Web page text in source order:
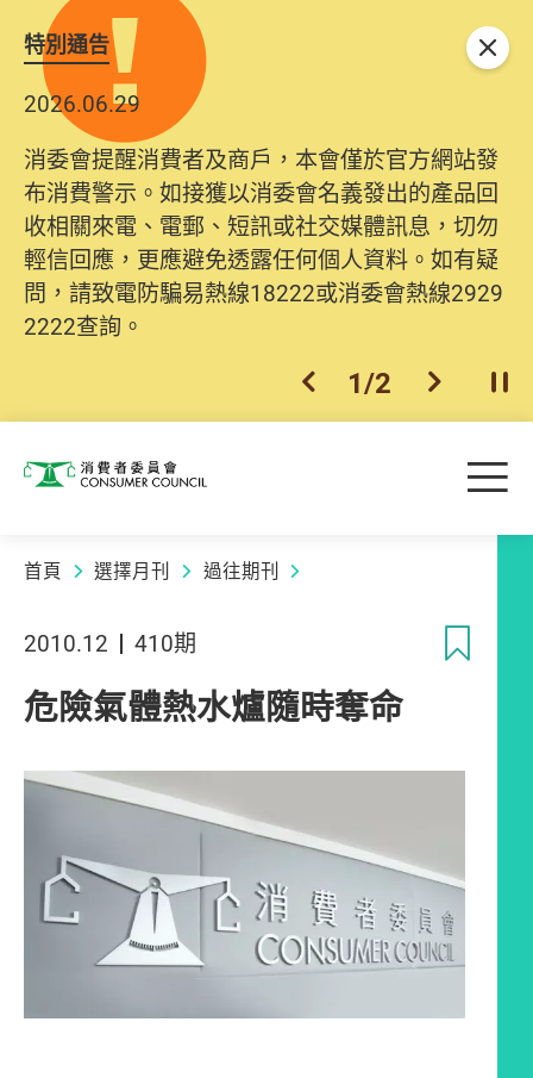
特別通告
2026.06.29
消委會提醒消費者及商戶，本會僅於官方網站發
布消費警示。如接獲以消委會名義發出的產品回
收相關來電、電郵、短訊或社交媒體訊息，切勿
輕信回應，更應避免透露任何個人資料。如有疑
問，請致電防騙易熱線18222或消委會熱線2929
2222查詢。
上一個
1/2 下一個開
關閉
消費者委員會 目
首頁 選擇月刊 過往期刊
2010.12 410期
危險氣體熱水爐隨時奪命